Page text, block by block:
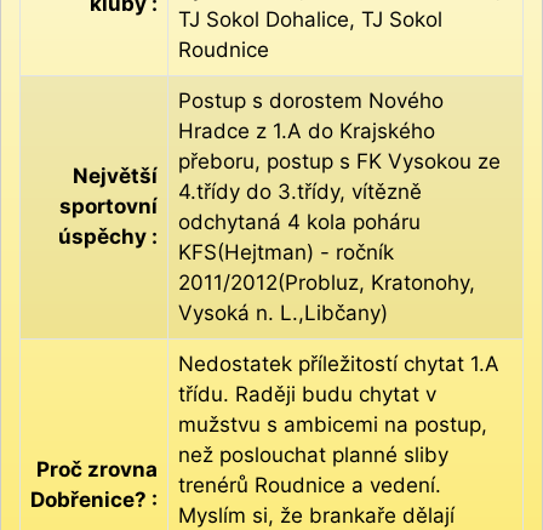
TJ Sokol Dohalice, TJ Sokol
Roudnice
Největší
sportovní
úspěchy :
Postup s dorostem Nového
Hradce z 1.A do Krajského
přeboru, postup s FK Vysokou ze
4.třídy do 3.třídy, vítězně
odchytaná 4 kola poháru
KFS(Hejtman) - ročník
2011/2012(Probluz, Kratonohy,
Vysoká n. L.,Libčany)
Proč zrovna
Dobřenice? :
Nedostatek příležitostí chytat 1.A
třídu. Raději budu chytat v
mužstvu s ambicemi na postup,
než poslouchat planné sliby
trenérů Roudnice a vedení.
Myslím si, že brankaře dělají